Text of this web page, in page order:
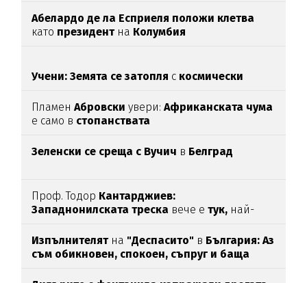
Абелардо де ла Есприеля положи клетва
като президент на Колумбия
Учени: Земята се затопля с космически
ПламенАбровски увери:Африканската чума
е само в стопанствата
Зеленски се среща с Вучич в Белград
Проф. Тодор Кантарджиев:
Западнонилската треска вече етук, най-
Изпълнителятна "Деспасито" в България: Аз
съм обикновен, спокоен, съпруг и баща